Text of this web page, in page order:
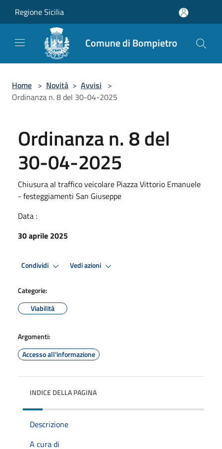
Regione Sicilia
Comune di Bompietro
Home > Novità > Avvisi >
Ordinanza n. 8 del 30-04-2025
Ordinanza n. 8 del
30-04-2025
Chiusura al traffico veicolare Piazza Vittorio Emanuele
- festeggiamenti San Giuseppe
Data :
30 aprile 2025
Condividi Vedi azioni
Categorie:
Viabilità
Argomenti:
Accesso all'informazione
INDICE DELLA PAGINA
Descrizione
A cura di